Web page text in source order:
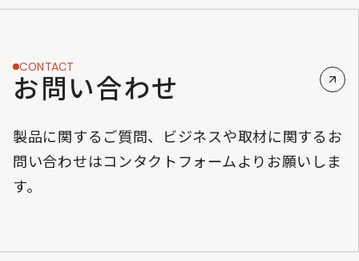
CONTACT
お問い合わせ
製品に関するご質問、ビジネスや取材に関するお
問い合わせはコンタクトフォームよりお願いしま
す。